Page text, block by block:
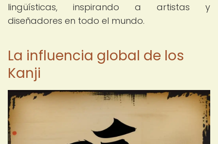
lingüísticas, inspirando a artistas y
diseñadores en todo el mundo.
La influencia global de los
Kanji